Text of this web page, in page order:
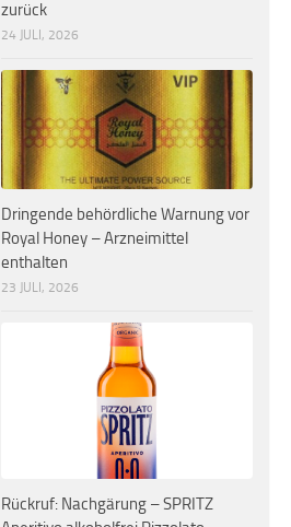
zurück
24 JULI, 2026
Dringende behördliche Warnung vor
Royal Honey – Arzneimittel
enthalten
23 JULI, 2026
Rückruf: Nachgärung – SPRITZ